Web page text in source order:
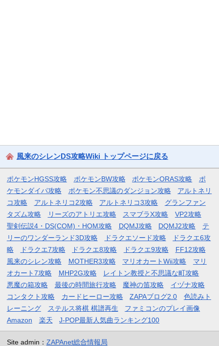
風来のシレンDS攻略Wiki トップページに戻る
ポケモンHGSS攻略 ポケモンBW攻略 ポケモンORAS攻略
ポ
ケモンダイパ攻略
ポケモン不思議のダンジョン攻略
アルトネリ
コ攻略
アルトネリコ2攻略 アルトネリコ3攻略
グランファン
タズム攻略
リーズのアトリエ攻略 スマブラX攻略
VP2攻略
聖剣伝説4・DS(COM)・HOM攻略
DQMJ攻略 DQMJ2攻略
テ
リーのワンダーランド3D攻略
ドラクエソード攻略
ドラクエ6攻
略
ドラクエ7攻略 ドラクエ8攻略 ドラクエ9攻略
FF12攻略
風来のシレン攻略
MOTHER3攻略 マリオカートWii攻略
マリ
オカート7攻略
MHP2G攻略
レイトン教授と不思議な町攻略
悪魔の箱攻略
最後の時間旅行攻略 魔神の笛攻略
イヅナ攻略
コンタクト攻略
カードヒーロー攻略 ZAPAブログ2.0
色読みト
レーニング
ステルス将棋 棋譜再生
ファミコンのプレイ画像
Amazon
楽天 J-POP最新人気曲ランキング100
Site admin： ZAPAnet総合情報局